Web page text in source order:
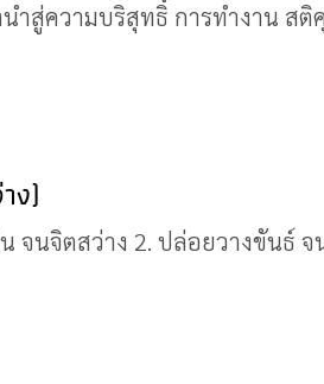
สู่ความบริสุทธิ์ การทำงาน ส
ง)
นจิตสว่าง 2. ปล่อยวางขันธ์